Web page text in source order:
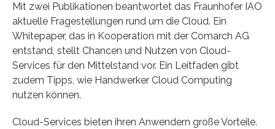
Mit zwei Publikationen beantwortet das Fraunhofer IAO
aktuelle Fragestellungen rund um die Cloud. Ein
Whitepaper, das in Kooperation mit der Comarch AG
entstand, stellt Chancen und Nutzen von Cloud-
Services für den Mittelstand vor. Ein Leitfaden gibt
zudem Tipps, wie Handwerker Cloud Computing
nutzen können.
Cloud-Services bieten ihren Anwendern große Vorteile.